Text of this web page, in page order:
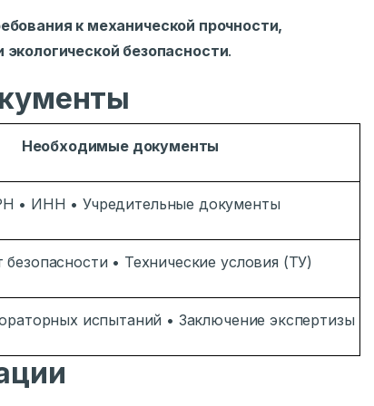
к механической прочности,
безопасности.
Необходимые документы
• ИНН • Учредительные документы
безопасности • Технические условия (ТУ)
испытаний • Заключение экспертизы